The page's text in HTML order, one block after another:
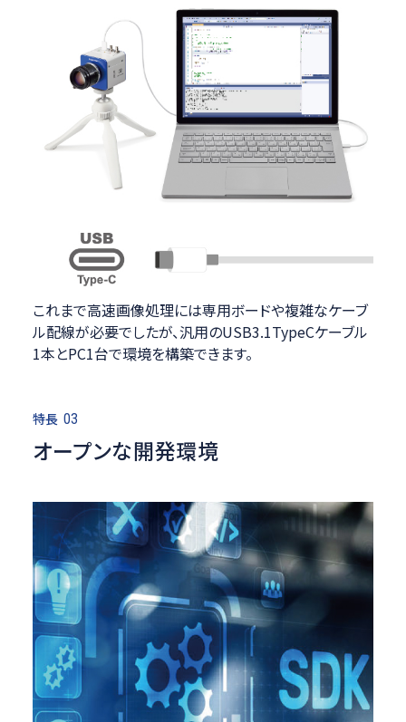
これまで高速画像処理には専用ボードや複雑なケーブ
ル配線が必要でしたが、汎用のUSB3.1TypeCケーブル
1本とPC1台で環境を構築できます。
特長 03
オープンな開発環境